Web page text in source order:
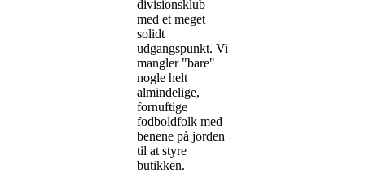
divisionsklub
med et meget
solidt
udgangspunkt. Vi
mangler "bare"
nogle helt
almindelige,
fornuftige
fodboldfolk med
benene på jorden
til at styre
butikken.